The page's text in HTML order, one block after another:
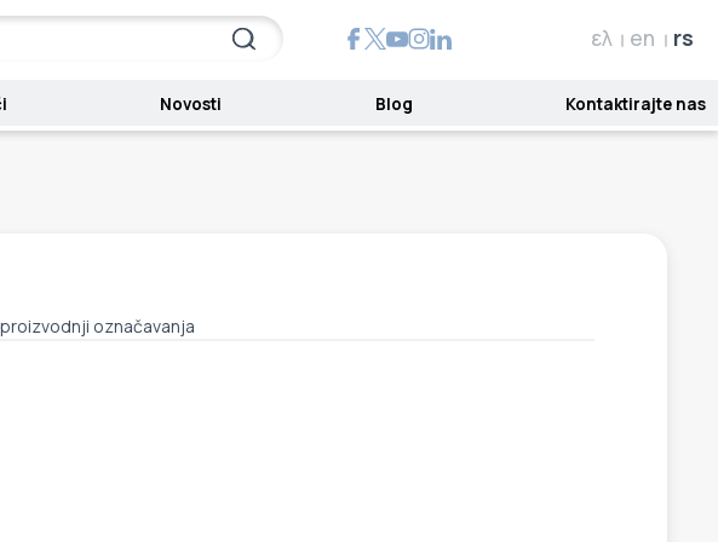
ελ en rs
Novosti Blog Kontaktirajte nas
označavanja